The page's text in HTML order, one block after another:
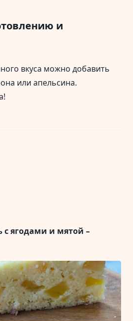
и
вкуса можно добавить
или апельсина.
с ягодами и мятой –